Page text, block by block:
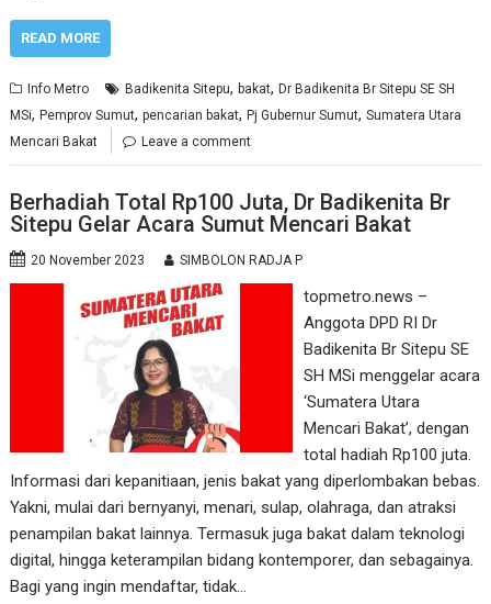
READ MORE
Info Metro Badikenita Sitepu,bakat,Dr Badikenita Br Sitepu SE SH
MSi,Pemprov Sumut,pencarian bakat,Pj Gubernur Sumut,Sumatera Utara
Mencari Bakat
Leave a comment
Berhadiah Total Rp100 Juta, Dr Badikenita Br
Sitepu Gelar Acara Sumut Mencari Bakat
20 November 2023 SIMBOLON RADJA P
topmetro.news –
Anggota DPD RI Dr
Badikenita Br Sitepu SE
SH MSi menggelar acara
‘Sumatera Utara
Mencari Bakat’, dengan
total hadiah Rp100 juta.
Informasi dari kepanitiaan, jenis bakat yang diperlombakan bebas.
Yakni, mulai dari bernyanyi, menari, sulap, olahraga, dan atraksi
penampilan bakat lainnya. Termasuk juga bakat dalam teknologi
digital, hingga keterampilan bidang kontemporer, dan sebagainya.
Bagi yang ingin mendaftar, tidak…